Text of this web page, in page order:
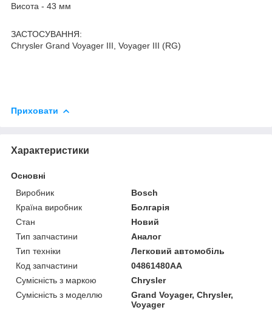
Висота - 43 мм
ЗАСТОСУВАННЯ:
Chrysler Grand Voyager III, Voyager III (RG)
Приховати
Характеристики
Основні
Виробник
Bosch
Країна виробник
Болгарія
Стан
Новий
Тип запчастини
Аналог
Тип техніки
Легковий автомобіль
Код запчастини
04861480AA
Сумісність з маркою
Chrysler
Сумісність з моделлю
Grand Voyager, Chrysler,
Voyager